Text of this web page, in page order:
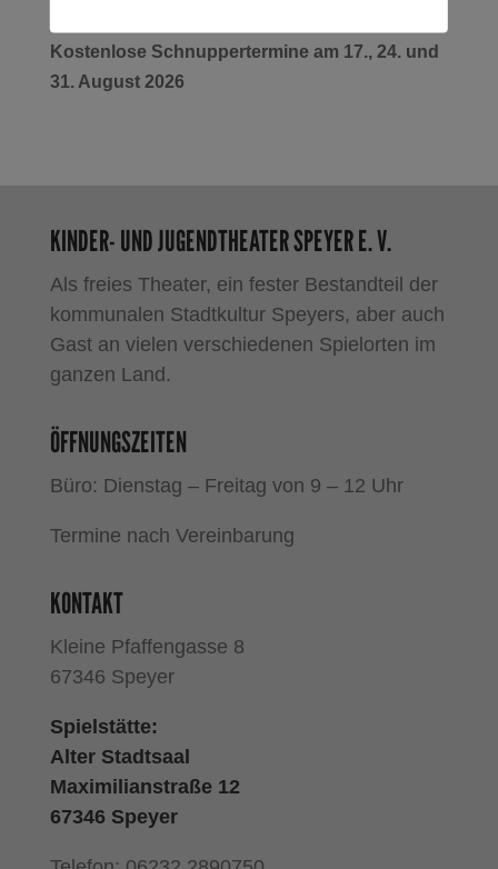
Kostenlose Schnuppertermine am 17., 24. und
31. August 2026
KINDER- UND JUGENDTHEATER SPEYER E. V.
Als freies Theater, ein fester Bestandteil der
kommunalen Stadtkultur Speyers, aber auch
Gast an vielen verschiedenen Spielorten im
ganzen Land.
ÖFFNUNGSZEITEN
Büro: Dienstag – Freitag von 9 – 12 Uhr
Termine nach Vereinbarung
KONTAKT
Kleine Pfaffengasse 8
67346 Speyer
Spielstätte:
Alter Stadtsaal
Maximilianstraße 12
67346 Speyer